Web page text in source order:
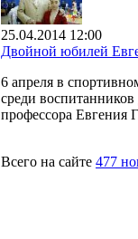
25.04.2014 12:00
Двойной юбилей
6 апреля в
среди
профессора Евгения
Всего на сайте 477